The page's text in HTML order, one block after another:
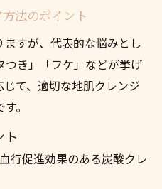
法のポイント
すが、代表的な悩みとし
き」「フケ」などが挙げ
て、適切な地肌クレンジ
。
行促進効果のある炭酸クレ